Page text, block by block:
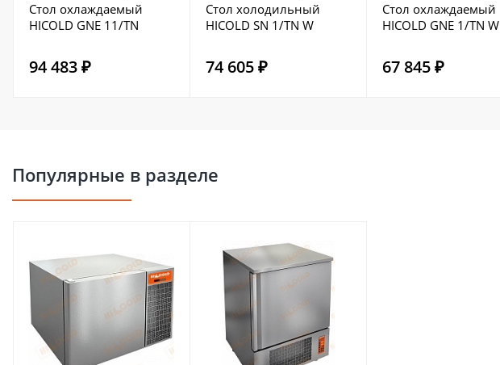
Стол охлаждаемый
HICOLD GNE 11/TN
94 483 ₽
Стол холодильный
HICOLD SN 1/TN W
74 605 ₽
Стол охлаждаемый
HICOLD GNE 1/TN W
67 845 ₽
Популярные в разделе